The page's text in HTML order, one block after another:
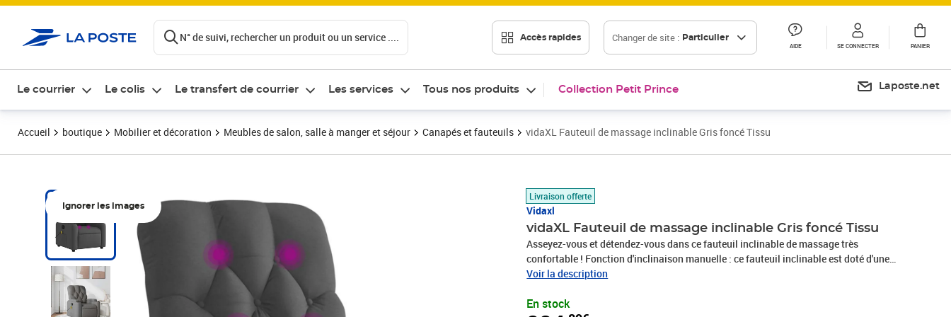
N° de suivi, rechercher un produit ou un service .... Accès rapides Changer de site : Particulier
AIDE SE CONNECTER PANIER
Le courrier Le colis Le transfert de courrier Les services Tous nos produits Collection Petit Prince Laposte.net
Accueil boutique Mobilier et décoration Meubles de salon, salle à manger et séjour Canapés et fauteuils vidaXL Fauteuil de massage inclinable Gris foncé Tissu
Ignorer les images
Livraison offerte
Vidaxl
vidaXL Fauteuil de massage inclinable Gris foncé Tissu
Asseyez-vous et détendez-vous dans ce fauteuil inclinable de massage très
confortable ! Fonction d'inclinaison manuelle : ce fauteuil inclinable est doté d'une
poignée du côté droit. Vous pouvez régler manuellement le repose-pieds et le dossier
poignée. Cette fonction permet une inclinaison maximale de 135 degrés. De plus, le
Voir la description
En stock
Prix 224,89€